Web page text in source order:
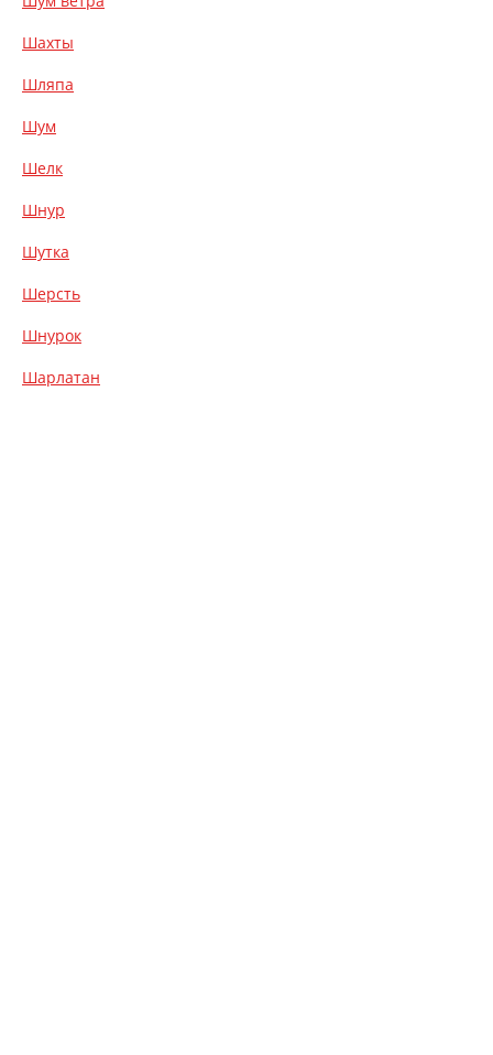
Шахты
Шляпа
Шум
Шелк
Шнур
Шутка
Шерсть
Шнурок
Шарлатан